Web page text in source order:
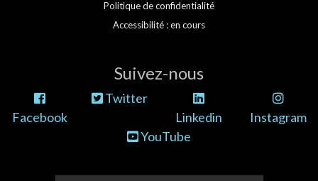
Politique de confidentialité
Accessibilité : en cours
Suivez-nous
Facebook
Twitter
Linkedin
Instagram
YouTube